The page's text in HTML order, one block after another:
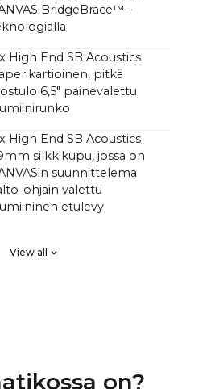
BridgeBrace™ -
High End SB Acoustics
pitkä
6,5" painevalettu
High End SB Acoustics
silkkikupu, jossa on
suunnittelema
ohjain valettu
etulevy
korkea
View all
on?